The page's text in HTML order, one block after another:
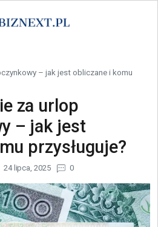
– jak jest obliczane i komu
za urlop
– jak jest
przysługuje?
24 lipca, 2025 0